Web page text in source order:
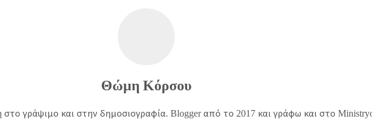
Θώμη Κόρσου
γράψιμο και στην δημοσιογραφία. Blogger από το 2017 και γράφω και στο